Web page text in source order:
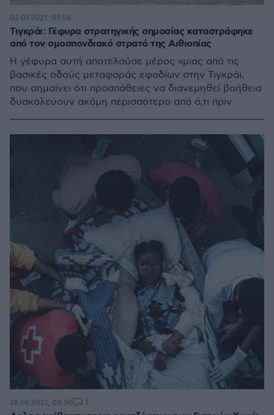
Τιγκράι: Γέφυρα στρατηγικής σημασίας καταστράφηκε
από τον ομοσπονδιακό στρατό της Αιθιοπίας
Η γέφυρα αυτή αποτελούσε μέρος «μιας από τις
βασικές οδούς μεταφοράς εφοδίων στην Τιγκράι,
που σημαίνει ότι προσπάθειες να διανεμηθεί βοήθεια
δυσκολεύουν ακόμη περισσότερο από ό,τι πριν
02.07.2021, 05:58
26.06.2021, 08:50 1